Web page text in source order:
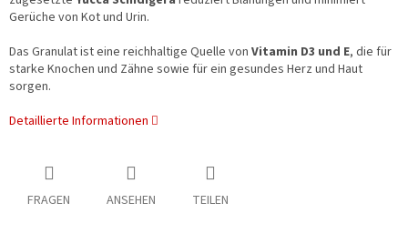
Gerüche von Kot und Urin.
Das Granulat ist eine reichhaltige Quelle von Vitamin D3 und E, die für
starke Knochen und Zähne sowie für ein gesundes Herz und Haut
sorgen.
Detaillierte Informationen
FRAGEN ANSEHEN TEILEN